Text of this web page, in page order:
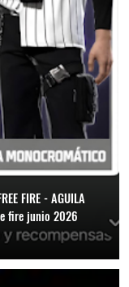
FIRE - AGUILA
fire junio 2026